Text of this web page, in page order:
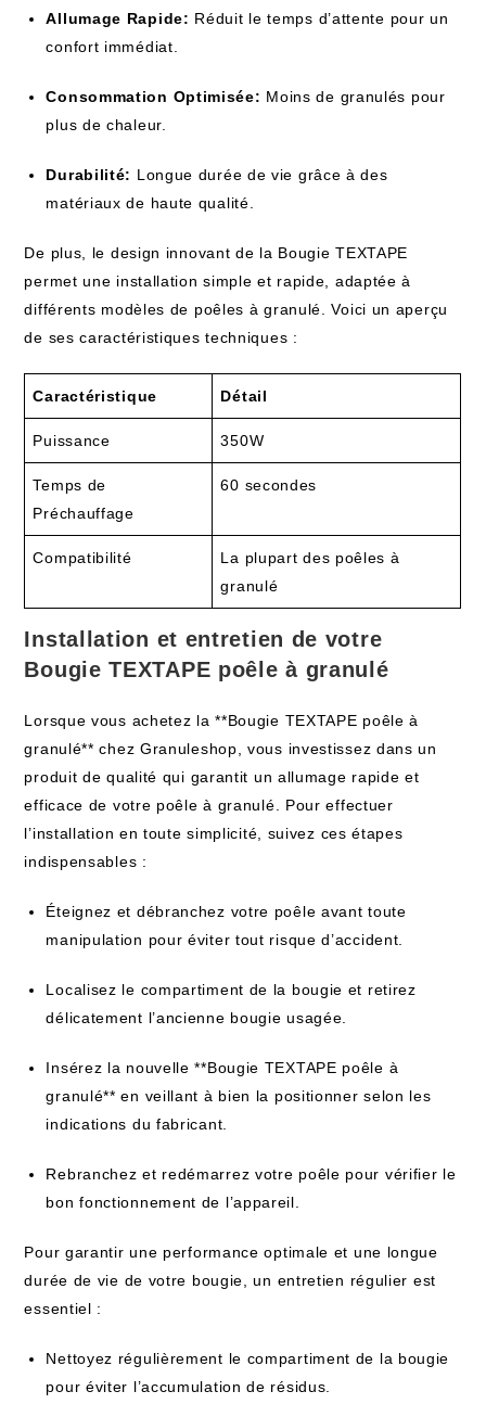
Allumage Rapide: Réduit le temps d’attente pour un
confort immédiat.
Consommation Optimisée: Moins de granulés pour
plus de chaleur.
Durabilité: Longue durée de vie grâce à des
matériaux de haute qualité.
De plus, le design innovant de la Bougie TEXTAPE
permet une installation simple et rapide, adaptée à
différents modèles de poêles à granulé. Voici un aperçu
de ses caractéristiques techniques :
Caractéristique Détail
Puissance 350W
Temps de
Préchauffage
60 secondes
Compatibilité
La plupart des poêles à
granulé
Installation et entretien de votre
Bougie TEXTAPE poêle à granulé
Lorsque vous achetez la **Bougie TEXTAPE poêle à
granulé** chez Granuleshop, vous investissez dans un
produit de qualité qui garantit un allumage rapide et
efficace de votre poêle à granulé. Pour effectuer
l’installation en toute simplicité, suivez ces étapes
indispensables :
Éteignez et débranchez votre poêle avant toute
manipulation pour éviter tout risque d’accident.
Localisez le compartiment de la bougie et retirez
délicatement l’ancienne bougie usagée.
Insérez la nouvelle **Bougie TEXTAPE poêle à
granulé** en veillant à bien la positionner selon les
indications du fabricant.
Rebranchez et redémarrez votre poêle pour vérifier le
bon fonctionnement de l’appareil.
Pour garantir une performance optimale et une longue
durée de vie de votre bougie, un entretien régulier est
essentiel :
Nettoyez régulièrement le compartiment de la bougie
pour éviter l’accumulation de résidus.